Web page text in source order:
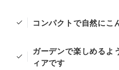
コンパクトで自然にこ
ガーデンで楽しめるよ
ィアです